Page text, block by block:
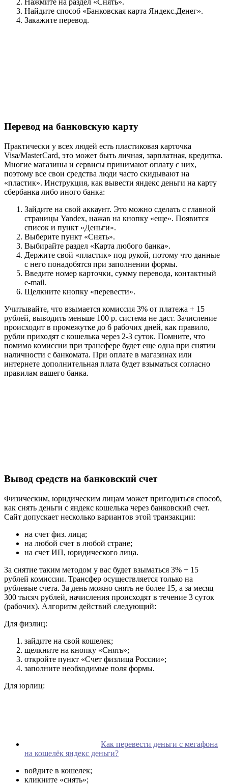
Нажмите на раздел «Снять».
Найдите способ «Банковская карта Яндекс.Денег».
Закажите перевод.
Перевод на банковскую карту
Практически у всех людей есть пластиковая карточка
Visa/MasterCard, это может быть личная, зарплатная, кредитка.
Многие магазины и сервисы принимают оплату с них,
поэтому все свои средства люди часто скидывают на
«пластик». Инструкция, как вывести яндекс деньги на карту
сбербанка либо иного банка:
Зайдите на свой аккаунт. Это можно сделать с главной
страницы Yandex, нажав на кнопку «еще». Появится
список и пункт «Деньги».
Выберите пункт «Снять».
Выбирайте раздел «Карта любого банка».
Держите свой «пластик» под рукой, потому что данные
с него понадобятся при заполнении формы.
Введите номер карточки, сумму перевода, контактный
e-mail.
Щелкните кнопку «перевести».
Учитывайте, что взымается комиссия 3% от платежа + 15
рублей, выводить меньше 100 р. система не даст. Зачисление
происходит в промежутке до 6 рабочих дней, как правило,
рубли приходят с кошелька через 2-3 суток. Помните, что
помимо комиссии при трансфере будет еще одна при снятии
наличности с банкомата. При оплате в магазинах или
интернете дополнительная плата будет взыматься согласно
правилам вашего банка.
Вывод средств на банковский счет
Физическим, юридическим лицам может пригодиться способ,
как снять деньги с яндекс кошелька через банковский счет.
Сайт допускает несколько вариантов этой транзакции:
на счет физ. лица;
на любой счет в любой стране;
на счет ИП, юридического лица.
За снятие таким методом у вас будет взыматься 3% + 15
рублей комиссии. Трансфер осуществляется только на
рублевые счета. За день можно снять не более 15, а за месяц
300 тысяч рублей, начисления происходят в течение 3 суток
(рабочих). Алгоритм действий следующий:
Для физлиц:
зайдите на свой кошелек;
щелкните на кнопку «Снять»;
откройте пункт «Счет физлица России»;
заполните необходимые поля формы.
Для юрлиц:
Как перевести деньги с мегафона
на кошелёк яндекс деньги?
войдите в кошелек;
кликните «снять»;